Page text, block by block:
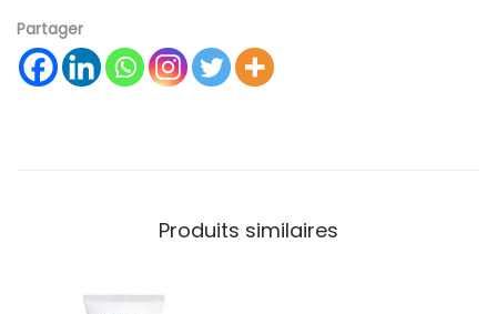
Partager
Produits similaires